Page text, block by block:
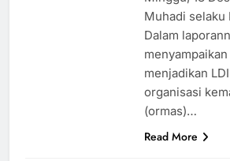
Muhadi selaku
Dalam
menjadikan
organisasi
(ormas)…
Read More